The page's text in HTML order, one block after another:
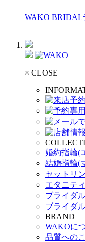
WAKO BRIDAL
× CLOSE
婚約指輪(
結婚指輪(
セットリ
エタニテ
ブライダ
ブライダ
BRAND
WAKOに
品質への